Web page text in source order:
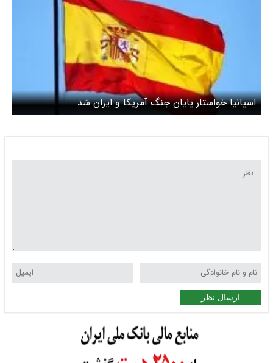
اسپانیا خواستار پایان جنگ آمریکا و ایران شد
ارسال نظر